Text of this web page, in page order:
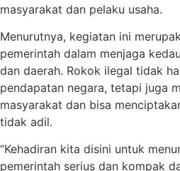
masyarakat dan pelaku usaha.
Menurutnya, kegiatan ini
pemerintah dalam menjaga
dan daerah. Rokok ilegal tidak
pendapatan negara, tetapi juga
masyarakat dan bisa
tidak adil.
“Kehadiran kita disini untuk
pemerintah serius dan kompak